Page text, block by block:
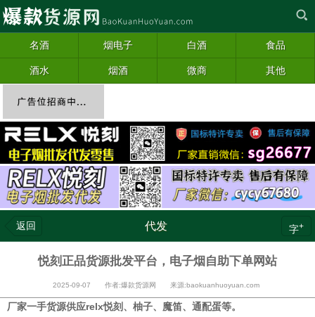
名酒 烟电子 白酒 食品
酒水 烟酒 微商 其他
返回 代发 字+
悦刻正品货源批发平台，电子烟自助下单网站
2025-09-07 作者:爆款货源网 来源:baokuanhuoyuan.com
厂家一手货源供应relx悦刻、柚子、魔笛、通配蛋等。